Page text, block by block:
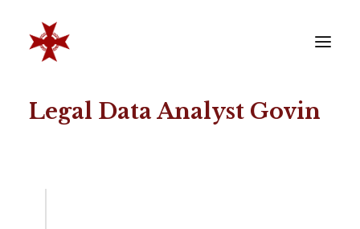
VERENIGING
Legal Data Analyst Govin